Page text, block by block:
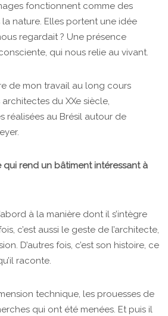
fonctionnent comme des
nature. Elles portent une idée
regardait ? Une présence
qui nous relie au vivant.
de mon travail au long cours
du XXe siècle,
réalisées au Brésil autour de
rend un bâtiment intéressant à
à la manière dont il s’intègre
c’est aussi le geste de l’architecte,
D’autres fois, c’est son histoire, ce
raconte.
technique, les prouesses de
qui ont été menées. Et puis il